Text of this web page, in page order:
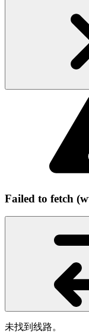
Failed to fetch
未找到线路。